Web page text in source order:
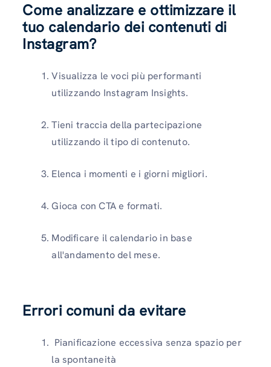
Come analizzare e ottimizzare il
tuo calendario dei contenuti di
Instagram?
Visualizza le voci più performanti
utilizzando Instagram Insights.
Tieni traccia della partecipazione
utilizzando il tipo di contenuto.
Elenca i momenti e i giorni migliori.
Gioca con CTA e formati.
Modificare il calendario in base
all'andamento del mese.
Errori comuni da evitare
Pianificazione eccessiva senza spazio per
la spontaneità